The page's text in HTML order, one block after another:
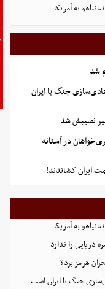
به آمریکا
شد
جنگ با ایران
نصیبش شد
در آستانه
ایران کشاندند!
به آمریکا
را ندارد
هرمز برد؟
جنگ با ایران است